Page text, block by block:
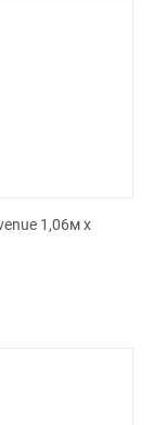
1,06м х